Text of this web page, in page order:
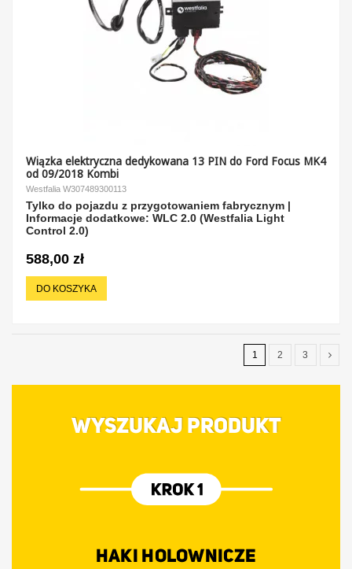
Wiązka elektryczna dedykowana 13 PIN do Ford Focus MK4
od 09/2018 Kombi
Westfalia W307489300113
Tylko do pojazdu z przygotowaniem fabrycznym |
Informacje dodatkowe: WLC 2.0 (Westfalia Light
Control 2.0)
588,00 zł
DO KOSZYKA
1 2 3
WYSZUKAJ PRODUKT
HAKI HOLOWNICZE